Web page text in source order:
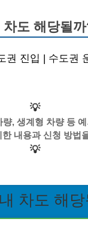
도 해당될
권 진입 | 수도권
💡
, 생계형 차량 등
내용과 신청 방법
💡
차도 해